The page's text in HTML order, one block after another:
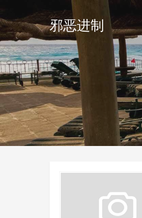
邪恶进制